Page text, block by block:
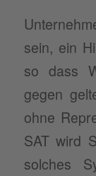
sein, ein
so dass
gegen
ohne
SAT wird
solches